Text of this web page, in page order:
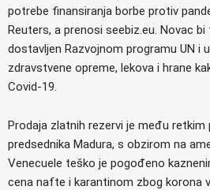
potrebe finansiranja borbe protiv
Reuters, a prenosi seebiz.eu. Novac bi
dostavljen Razvojnom programu UN i
zdravstvene opreme, lekova i hrane
Covid-19.
Prodaja zlatnih rezervi je među
predsednika Madura, s obzirom na
Venecuele teško je pogođeno
cena nafte i karantinom zbog korona